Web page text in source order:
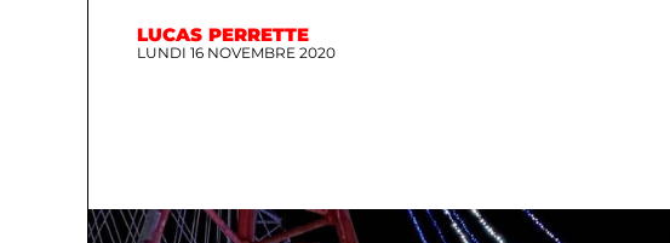
LUCAS PERRETTE
LUNDI 16 NOVEMBRE 2020